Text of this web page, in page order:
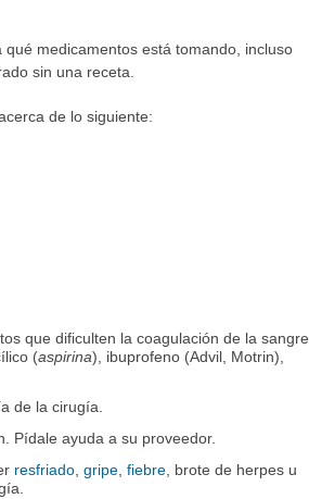
medicamentos está tomando, incluso
sin una receta.
de lo siguiente:
que dificulten la coagulación de la sangre
(aspirina), ibuprofeno (Advil, Motrin),
de la cirugía.
Pídale ayuda a su proveedor.
resfriado,gripe,fiebre, brote de herpes u